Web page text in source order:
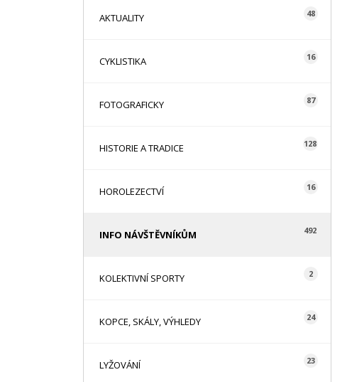
AKTUALITY 48
CYKLISTIKA 16
FOTOGRAFICKY 87
HISTORIE A TRADICE 128
HOROLEZECTVÍ 16
INFO NÁVŠTĚVNÍKŮM 492
KOLEKTIVNÍ SPORTY 2
KOPCE, SKÁLY, VÝHLEDY 24
LYŽOVÁNÍ 23